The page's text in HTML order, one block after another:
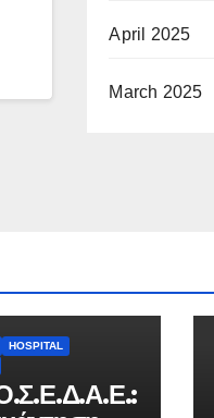
April 2025
March 2025
HOSPITAL